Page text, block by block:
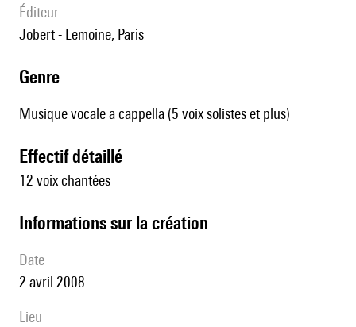
éditeur
Jobert - Lemoine, Paris
genre
Musique vocale a cappella (5 voix solistes et plus)
effectif détaillé
12 voix chantées
informations sur la création
date
2 avril 2008
lieu